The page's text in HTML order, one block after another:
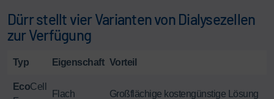
Dürr stellt vier Varianten von Dialysezellen
zur Verfügung
Typ Eigenschaft Vorteil
EcoCell
Flach Großflächige kostengünstige Lösung